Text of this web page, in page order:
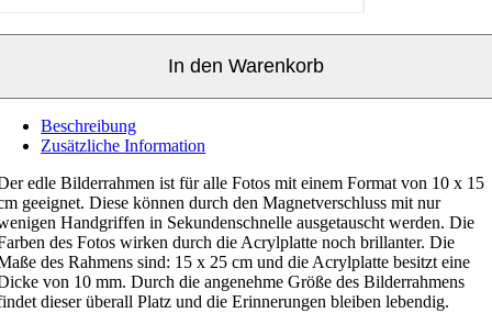
In den Warenkorb
Beschreibung
Zusätzliche Information
edle Bilderrahmen ist für alle Fotos mit einem Format von 10 x 15
geeignet. Diese können durch den Magnetverschluss mit nur
Handgriffen in Sekundenschnelle ausgetauscht werden. Die
des Fotos wirken durch die Acrylplatte noch brillanter. Die
des Rahmens sind: 15 x 25 cm und die Acrylplatte besitzt eine
von 10 mm. Durch die angenehme Größe des Bilderrahmens
dieser überall Platz und die Erinnerungen bleiben lebendig.